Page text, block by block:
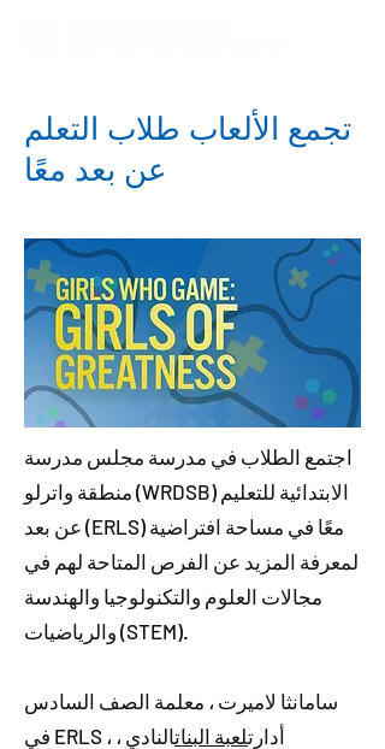
تجمع الألعاب طلاب التعلم
عن بعد معًا
اجتمع الطلاب في مدرسة مجلس مدرسة
منطقة واترلو (WRDSB) الابتدائية للتعليم
عن بعد (ERLS) معًا في مساحة افتراضية
لمعرفة المزيد عن الفرص المتاحة لهم في
مجالات العلوم والتكنولوجيا والهندسة
والرياضيات (STEM).
سامانثا لاميرت ، معلمة الصف السادس
في ERLS ، أدارتلعبة البناتالنادي ،